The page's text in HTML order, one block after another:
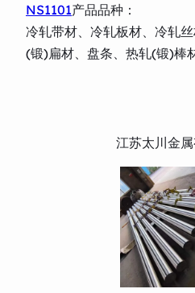
NS1101产品品种：
冷轧带材、冷轧板材、冷轧
(锻)扁材、盘条、热轧(锻)棒
江苏太川金